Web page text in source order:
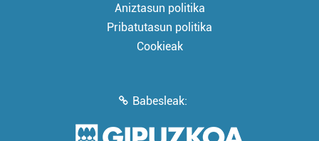
Aniztasun politika
Pribatutasun politika
Cookieak
Babesleak: